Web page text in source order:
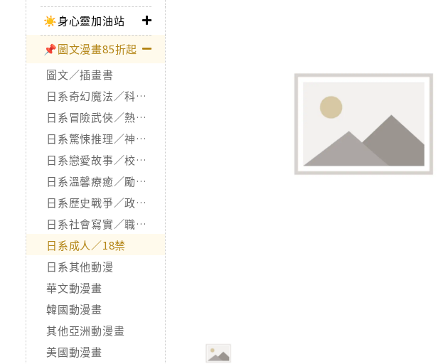
☀️身心靈加油站
📌圖文漫畫85折起
圖文／插畫書
日系奇幻魔法／科幻冒險
日系冒險武俠／熱血運動
日系驚悚推理／神怪靈異
日系戀愛故事／校園青春
日系溫馨療癒／勵志搞笑
日系歷史戰爭／政治宗教
日系社會寫實／職場職人
日系成人／18禁
日系其他動漫
華文動漫畫
韓國動漫畫
其他亞洲動漫畫
美國動漫畫